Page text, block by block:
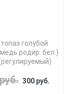
голубой
родир. бел.)
300 руб.